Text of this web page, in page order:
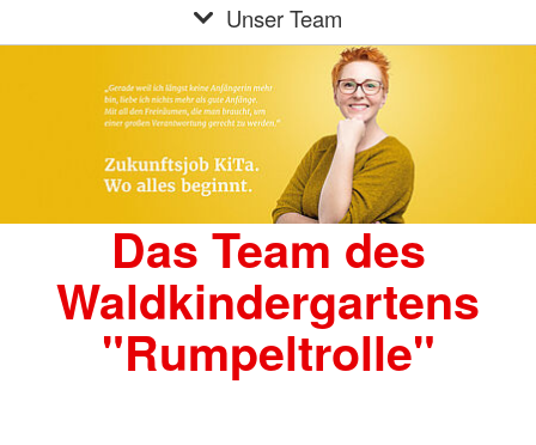
Unser Team
Das Team des
Waldkindergartens
"Rumpeltrolle"